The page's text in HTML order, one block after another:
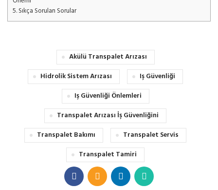
5.Sıkça Sorulan Sorular
Akülü Transpalet Arızası
Hidrolik Sistem Arızası
Iş Güvenliği
Iş Güvenliği Önlemleri
Transpalet Arızası İş Güvenliğini
Transpalet Bakımı
Transpalet Servis
Transpalet Tamiri